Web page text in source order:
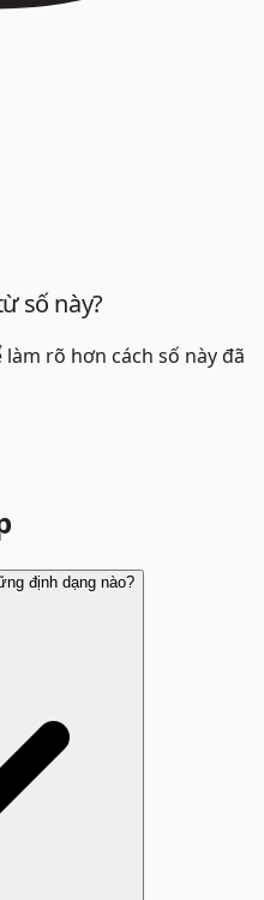
số này?
rõ hơn cách số này đã
định dạng nào?